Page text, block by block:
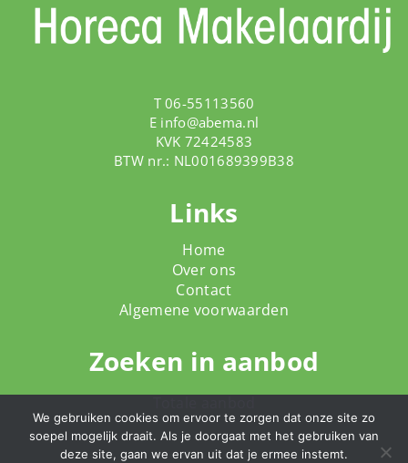
T 06-55113560
E info@abema.nl
KVK 72424583
BTW nr.: NL001689399B38
Links
Home
Over ons
Contact
Algemene voorwaarden
Zoeken in aanbod
We gebruiken cookies om ervoor te zorgen dat onze site zo
soepel mogelijk draait. Als je doorgaat met het gebruiken van
deze site, gaan we ervan uit dat je ermee instemt.